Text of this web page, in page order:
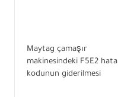
Maytag çamaşır
makinesindeki F5E2 hata
kodunun giderilmesi